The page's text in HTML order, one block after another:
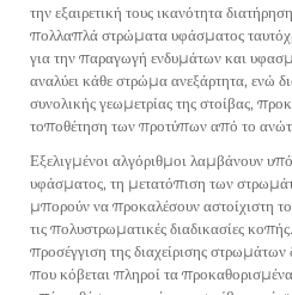
την εξαιρετική τους ικανότητα
πολλαπλά στρώματα υφάσματος
για την παραγωγή ενδυμάτων και
αναλύει κάθε στρώμα ανεξάρτητα, ενώ
συνολικής γεωμετρίας της στοίβας,
τοποθέτηση των προτύπων από το
Εξελιγμένοι αλγόριθμοι λαμβάνουν
υφάσματος, τη μετατόπιση των
μπορούν να προκαλέσουν αστοίχιστη
τις πολυστρωματικές διαδικασίες
προσέγγιση της διαχείρισης στρωμάτων
που κόβεται πληροί τα